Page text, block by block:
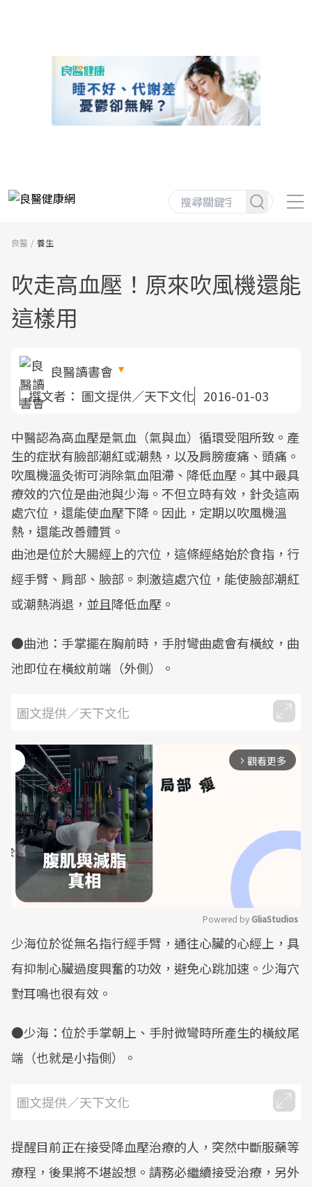
良醫 養生
吹走高血壓！原來吹風機還能
這樣用
良醫讀書會
撰文者： 圖文提供／天下文化 2016-01-03
中醫認為高血壓是氣血（氣與血）循環受阻所致。產
生的症狀有臉部潮紅或潮熱，以及肩膀痠痛、頭痛。
吹風機溫灸術可消除氣血阻滯、降低血壓。其中最具
療效的穴位是曲池與少海。不但立時有效，針灸這兩
處穴位，還能使血壓下降。因此，定期以吹風機溫
熱，還能改善體質。
曲池是位於大腸經上的穴位，這條經絡始於食指，行
經手臂、肩部、臉部。刺激這處穴位，能使臉部潮紅
或潮熱消退，並且降低血壓。
●曲池：手掌擺在胸前時，手肘彎曲處會有橫紋，曲
池即位在橫紋前端（外側）。
圖文提供／天下文化
arrow_forward_ios 觀看更多
Mute
Powered by GliaStudios
少海位於從無名指行經手臂，通往心臟的心經上，具
有抑制心臟過度興奮的功效，避免心跳加速。少海穴
對耳鳴也很有效。
●少海：位於手掌朝上、手肘微彎時所產生的橫紋尾
端（也就是小指側）。
圖文提供／天下文化
提醒目前正在接受降血壓治療的人，突然中斷服藥等
療程，後果將不堪設想。請務必繼續接受治療，另外